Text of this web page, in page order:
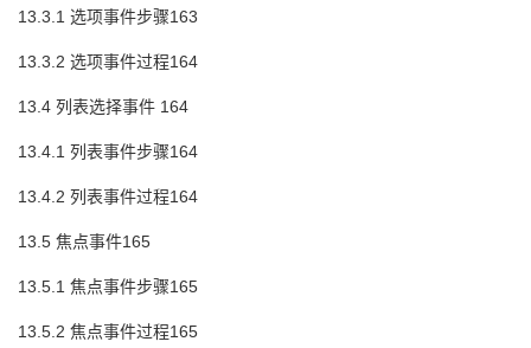
13.3.1 选项事件步骤163
13.3.2 选项事件过程164
13.4 列表选择事件 164
13.4.1 列表事件步骤164
13.4.2 列表事件过程164
13.5 焦点事件165
13.5.1 焦点事件步骤165
13.5.2 焦点事件过程165